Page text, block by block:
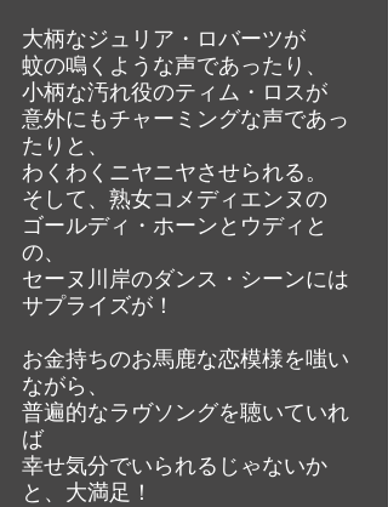
大柄なジュリア・ロバーツが
蚊の鳴くような声であったり、
小柄な汚れ役のティム・ロスが
意外にもチャーミングな声であっ
たりと、
わくわくニヤニヤさせられる。
そして、熟女コメディエンヌの
ゴールディ・ホーンとウディと
の、
セーヌ川岸のダンス・シーンには
サプライズが！
お金持ちのお馬鹿な恋模様を嗤い
ながら、
普遍的なラヴソングを聴いていれ
ば
幸せ気分でいられるじゃないか
と、大満足！